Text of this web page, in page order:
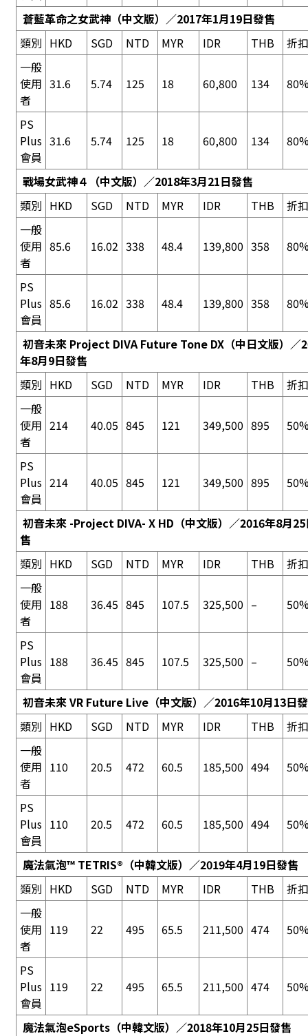
蒼藍革命之女武神（中文版）／2017年1月19日發售
類別 HKD SGD NTD MYR IDR THB
折
一般
使用
者
31.6 5.74 125 18 60,800 134
PS
Plus
會員
31.6 5.74 125 18 60,800 134
戰場女武神４ （中文版）／2018年3月21日發售
類別 HKD SGD NTD MYR IDR THB
折
一般
使用
者
85.6 16.02 338 48.4 139,800 358
PS
Plus
會員
85.6 16.02 338 48.4 139,800 358
初音未來 Project DIVA Future Tone DX（中日文版）／
年8月9日發售
類別 HKD SGD NTD MYR IDR THB
折
一般
使用
者
214 40.05 845 121 349,500 895
PS
Plus
會員
214 40.05 845 121 349,500 895
初音未來 -Project DIVA- X HD （中文版）／2016年8月
售
類別 HKD SGD NTD MYR IDR THB
折
一般
使用
者
188 36.45 845 107.5 325,500 –
PS
Plus
會員
188 36.45 845 107.5 325,500 –
初音未來 VR Future Live（中文版）／2016年10月13日
類別 HKD SGD NTD MYR IDR THB
折
一般
使用
者
110 20.5 472 60.5 185,500 494
PS
Plus
會員
110 20.5 472 60.5 185,500 494
魔法氣泡™ TETRIS® （中韓文版）／2019年4月19日發售
類別 HKD SGD NTD MYR IDR THB
折
一般
使用
者
119 22 495 65.5 211,500 474
PS
Plus
會員
119 22 495 65.5 211,500 474
魔法氣泡eSports（中韓文版）／2018年10月25日發售